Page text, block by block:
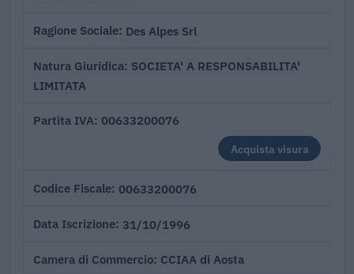
Ragione Sociale Des Alpes Srl
Natura Giuridica SOCIETA' A RESPONSABILITA'
LIMITATA
Partita IVA 00633200076
Acquista visura
Codice Fiscale 00633200076
Data Iscrizione 31/10/1996
Camera di Commercio CCIAA di Aosta